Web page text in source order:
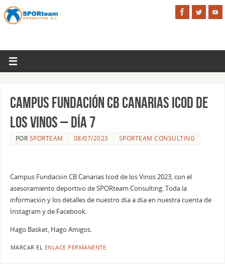
Campus Fundación CB Canarias Icod de
los Vinos – Día 7
POR SPORTEAM 08/07/2023 SPORTEAM CONSULTING
Campus Fundación CB Canarias Icod de los Vinos 2023, con el
asesoramiento deportivo de SPORteam Consulting. Toda la
información y los detalles de nuestro día a día en nuestra cuenta de
Instagram y de Facebook.
Hago Basket, Hago Amigos.
MARCAR EL ENLACE PERMANENTE